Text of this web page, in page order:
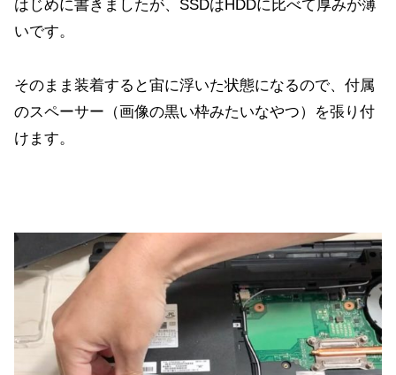
はじめに書きましたが、SSDはHDDに比べて厚みが薄
いです。
そのまま装着すると宙に浮いた状態になるので、付属
のスペーサー（画像の黒い枠みたいなやつ）を張り付
けます。